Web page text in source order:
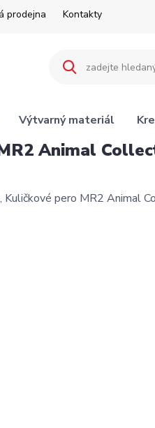
prodejna Kontakty
Výtvarný materiál
Animal